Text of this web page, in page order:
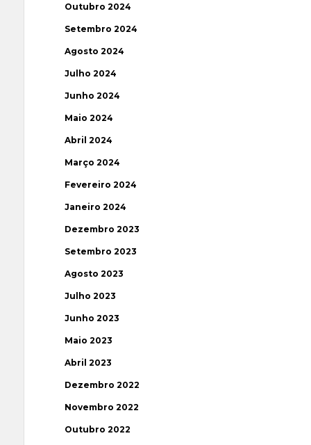
Outubro 2024
Setembro 2024
Agosto 2024
Julho 2024
Junho 2024
Maio 2024
Abril 2024
Março 2024
Fevereiro 2024
Janeiro 2024
Dezembro 2023
Setembro 2023
Agosto 2023
Julho 2023
Junho 2023
Maio 2023
Abril 2023
Dezembro 2022
Novembro 2022
Outubro 2022